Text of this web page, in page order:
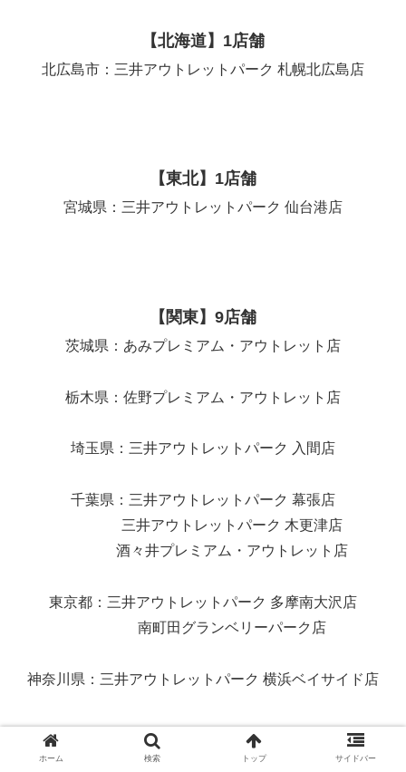
【北海道】1店舗
北広島市：三井アウトレットパーク 札幌北広島店
【東北】1店舗
宮城県：三井アウトレットパーク 仙台港店
【関東】9店舗
茨城県：あみプレミアム・アウトレット店
栃木県：佐野プレミアム・アウトレット店
埼玉県：三井アウトレットパーク 入間店
千葉県：三井アウトレットパーク 幕張店
三井アウトレットパーク 木更津店
酒々井プレミアム・アウトレット店
東京都：三井アウトレットパーク 多摩南大沢店
南町田グランベリーパーク店
神奈川県：三井アウトレットパーク 横浜ベイサイド店
ホーム 検索 トップ サイドバー